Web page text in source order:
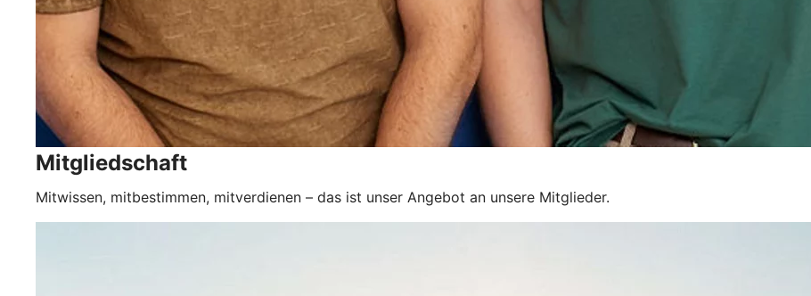
Mitgliedschaft
Mitwissen, mitbestimmen, mitverdienen – das ist unser Angebot an unsere Mitglieder.